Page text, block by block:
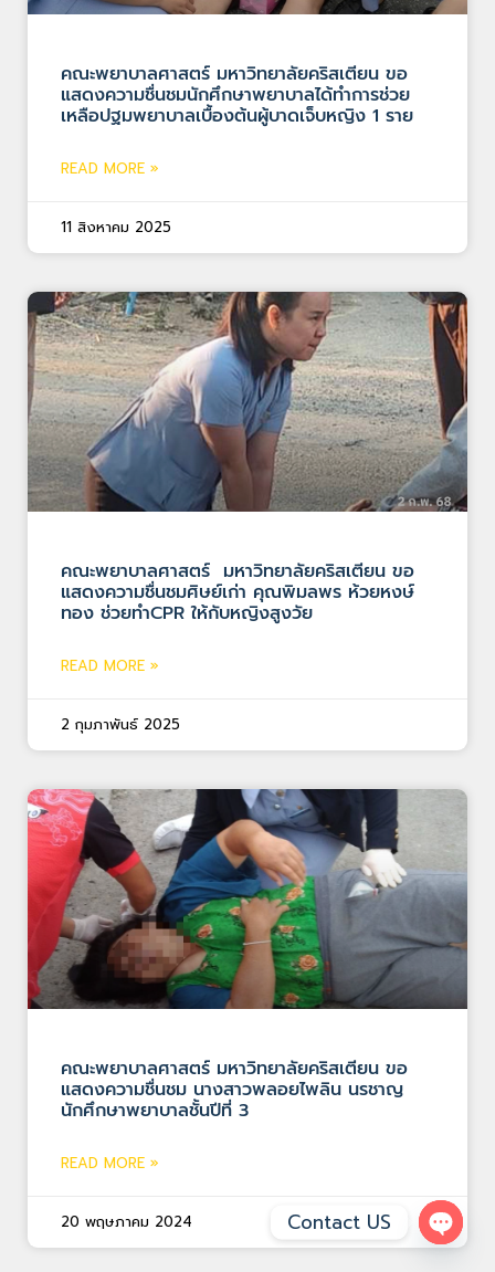
คณะพยาบาลศาสตร์ มหาวิทยาลัยคริสเตียน ขอ
แสดงความชื่นชมนักศึกษาพยาบาลได้ทำการช่วย
เหลือปฐมพยาบาลเบื้องต้นผู้บาดเจ็บหญิง 1 ราย
READ MORE »
11 สิงหาคม 2025
คณะพยาบาลศาสตร์ มหาวิทยาลัยคริสเตียน ขอ
แสดงความชื่นชมศิษย์เก่า คุณพิมลพร ห้วยหงษ์
ทอง ช่วยทำCPR ให้กับหญิงสูงวัย
READ MORE »
2 กุมภาพันธ์ 2025
คณะพยาบาลศาสตร์ มหาวิทยาลัยคริสเตียน ขอ
แสดงความชื่นชม นางสาวพลอยไพลิน นรชาญ
นักศึกษาพยาบาลชั้นปีที่ 3
READ MORE »
20 พฤษภาคม 2024 Contact US
Open